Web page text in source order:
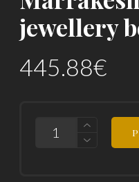
jewellery
445.88€